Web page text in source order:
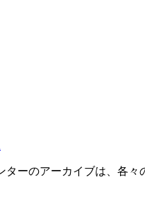
ーのアーカイブは、各々